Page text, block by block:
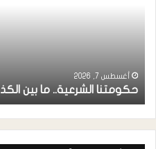
أغسطس 7, 2026
حكومتنا الشرعية.. ما بين